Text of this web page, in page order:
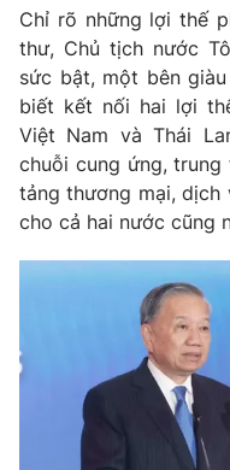
Chỉ rõ những lợi thế
thư, Chủ tịch nước
sức bật, một bên
biết kết nối hai lợi
Việt Nam và Thái
chuỗi cung ứng, trung
tảng thương mại,
cho cả hai nước cũng